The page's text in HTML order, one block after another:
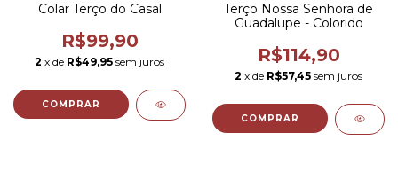
Colar Terço do Casal
R$99,90
2 x de R$49,95 sem juros
Terço Nossa Senhora de
Guadalupe - Colorido
R$114,90
2 x de R$57,45 sem juros